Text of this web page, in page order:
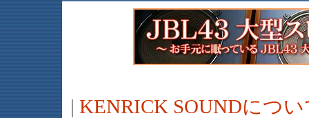
| KENRICK SOUNDにつ